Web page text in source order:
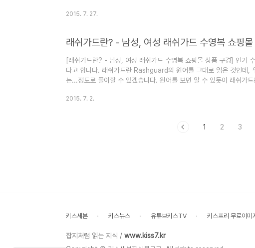
더운 여름날 바캉스 시즌이 되면 관련검색어가 늘어나고, 비키니 비치
비키니, 10대비키니로도 인기 있어 프릴..
2015. 7. 27.
래쉬가드란? - 남성, 여성 래쉬가드 수영복 쇼핑
[래쉬가드란? - 남성, 여성 래쉬가드 수영복 쇼핑몰 상품 구경] 인기
다고 합니다. 래쉬가드란 Rashguard의 원어를 그대로 읽은 것인데,
는...정도로 풀이할 수 있겠습니다. 원어를 보면 알 수 있듯이 래쉬가
양을 하고 있습니다. 특히 최근엔 여성뿐만 아니라 남성에게도 인기있
2015. 7. 2.
1 2 3
키스세븐 키스뉴스 유튜브키스TV 키스프리 무료이미
잡지처럼 읽는 지식 / www.kiss7.kr